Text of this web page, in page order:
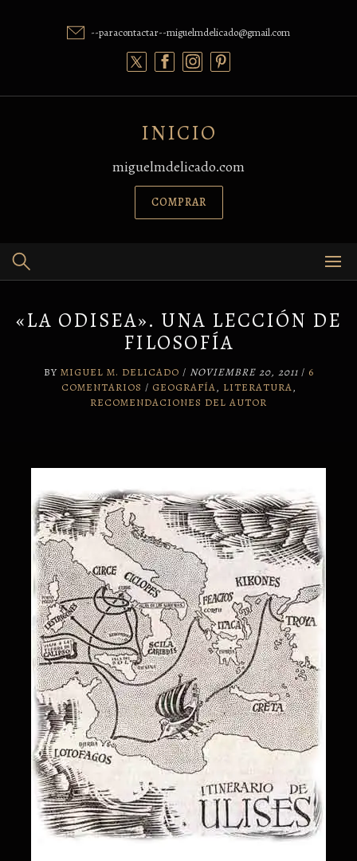
--paracontactar--miguelmdelicado@gmail.com
INICIO
miguelmdelicado.com
COMPRAR
«LA ODISEA». UNA LECCIÓN DE
FILOSOFÍA
BY MIGUEL M. DELICADO / NOVIEMBRE 20, 2011/ 6
COMENTARIOS / GEOGRAFÍA, LITERATURA,
RECOMENDACIONES DEL AUTOR